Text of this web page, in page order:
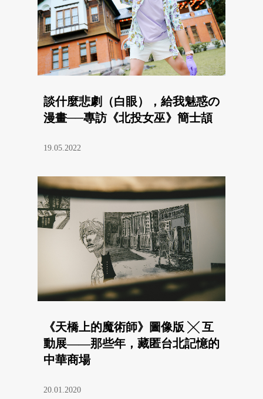
談什麼悲劇（白眼），給我魅惑の
漫畫──專訪《北投女巫》簡士頡
19.05.2022
《天橋上的魔術師》圖像版 ╳ 互
動展——那些年，藏匿台北記憶的
中華商場
20.01.2020